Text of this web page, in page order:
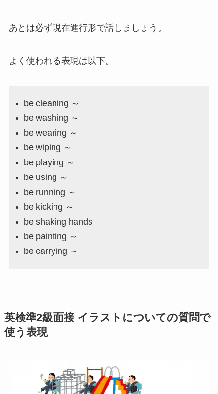
あとは必ず現在進行形で話しましょう。
よく使われる表現は以下。
be cleaning ～
be washing ～
be wearing ～
be wiping ～
be playing ～
be using ～
be running ～
be kicking ～
be shaking hands
be painting ～
be carrying ～
英検準2級面接 イラストについての質問で
使う表現